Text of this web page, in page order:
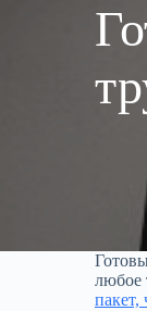
любое
пакет,